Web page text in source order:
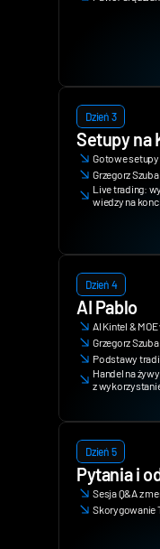
Dzień 3
Setupy na
Gotowe
Grzegorz
Live trading:
wiedzy na
Dzień 4
AI Pablo
AI Kintel &
Grzegorz
Podstawy
Handel na
z
Dzień 5
Pytania i
Sesja Q&A z
Skorygowanie